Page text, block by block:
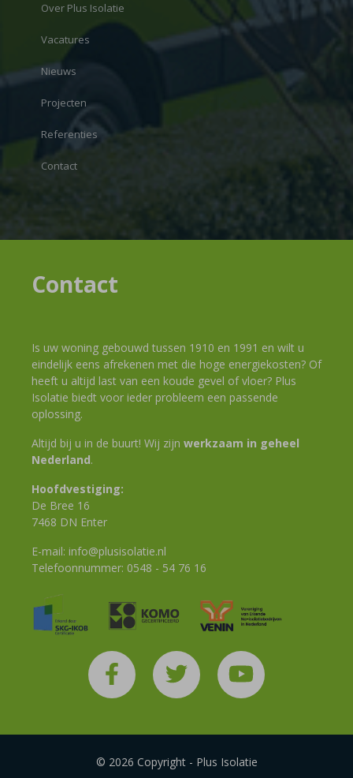
Over Plus Isolatie
Vacatures
Nieuws
Projecten
Referenties
Contact
Contact
Is uw woning gebouwd tussen 1910 en 1991 en wilt u
eindelijk eens afrekenen met die hoge energiekosten? Of
heeft u altijd last van een koude gevel of vloer? Plus
Isolatie biedt voor ieder probleem een passende
oplossing.
Altijd bij u in de buurt! Wij zijn werkzaam in geheel
Nederland.
Hoofdvestiging:
De Bree 16
7468 DN Enter
E-mail: info@plusisolatie.nl
Telefoonnummer: 0548 - 54 76 16
© 2026 Copyright - Plus Isolatie